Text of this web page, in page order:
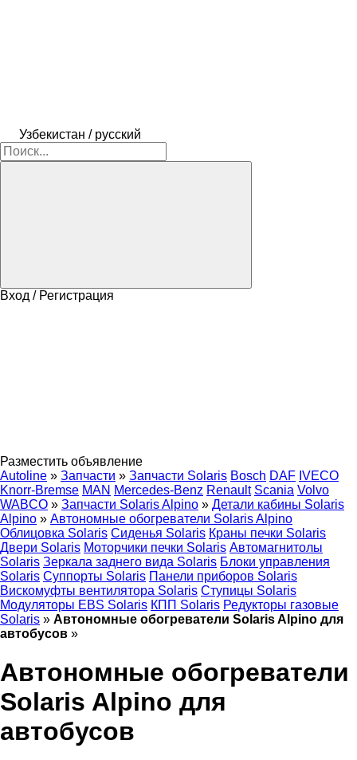
Узбекистан / русский
Вход / Регистрация
Разместить объявление
Autoline » Запчасти » Запчасти Solaris Bosch DAF IVECO
Knorr-Bremse MAN Mercedes-Benz Renault Scania Volvo
WABCO » Запчасти Solaris Alpino » Детали кабины Solaris
Alpino » Автономные обогреватели Solaris Alpino
Облицовка Solaris Сиденья Solaris Краны печки Solaris
Двери Solaris Моторчики печки Solaris Автомагнитолы
Solaris Зеркала заднего вида Solaris Блоки управления
Solaris Суппорты Solaris Панели приборов Solaris
Вискомуфты вентилятора Solaris Ступицы Solaris
Модуляторы EBS Solaris КПП Solaris Редукторы газовые
Solaris » Автономные обогреватели Solaris Alpino для
автобусов »
Автономные обогреватели
Solaris Alpino для
автобусов